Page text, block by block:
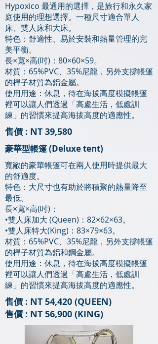
Hypoxico 最通用的選擇，是旅行和永久家
庭使用的理想選擇。一種尺寸適合單人
床、雙人床和大床。
特色：舒適性、易於安裝和熱量管理的完
美平衡。
長×寬×高(吋)：80×60×59。
材質：65%PVC、35%尼龍，另外支撐帳篷
的桿子材質為鋁金屬。
使用用途：休息，待在海拔高度模擬帳篷
裡可以讓人們透過「高處生活，低處訓
練」的習慣來提高海拔高度的適應性。
售價 : NT 39,580
豪華型帳篷 (Deluxe tent)
寬敞的豪華帳篷可在兩人使用時提供最大
的舒適度。
特色：大尺寸也有助於將積聚的熱量降至
最低。
長×寬×高(吋)：
•雙人床加大 (Queen)：82×62×63。
•雙人床特大(King)：83×79×63。
材質：65%PVC、35%尼龍，另外支撐帳篷
的桿子材質為鋁和鋼金屬。
使用用途：休息，待在海拔高度模擬帳篷
裡可以讓人們透過「高處生活，低處訓
練」的習慣來提高海拔高度的適應性。
售價 : NT 54,420 (QUEEN)
售價 : NT 56,900 (KING)